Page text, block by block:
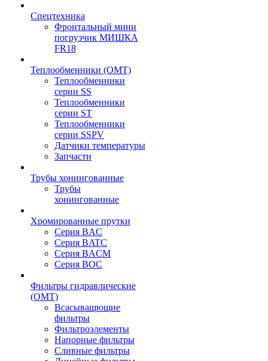
Спецтехника
Фронтальный мини
погрузчик МИШКА
FR18
Теплообменники (OMT)
Теплообменники
серии SS
Теплообменники
серии ST
Теплообменники
серии SSPV
Датчики температуры
Запчасти
Трубы хонингованные
Трубы
хонингованные
Хромированные прутки
Серия BAC
Серия BATC
Серия BACM
Серия BOC
Фильтры гидравлические
(OMT)
Всасыващющие
фильтры
Фильтроэлементы
Напорные фильтры
Сливные фильтры